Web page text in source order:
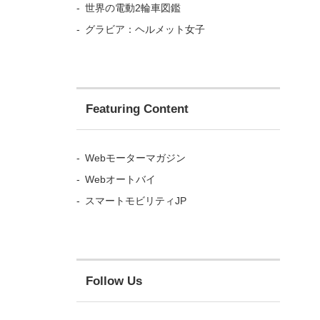
ンク
合わ
世界の電動2輪車図鑑
グラビア：ヘルメット女子
Featuring Content
Webモーターマガジン
Webオートバイ
スマートモビリティJP
Follow Us